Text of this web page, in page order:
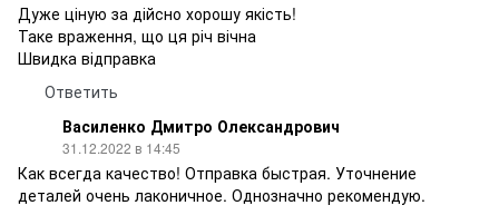
Дуже ціную за дійсно хорошу якість!
Таке враження, що ця річ вічна
Швидка відправка
Ответить
Василенко Дмитро Олександрович
31.12.2022 в 14:45
Как всегда качество! Отправка быстрая. Уточнение
деталей очень лаконичное. Однозначно рекомендую.